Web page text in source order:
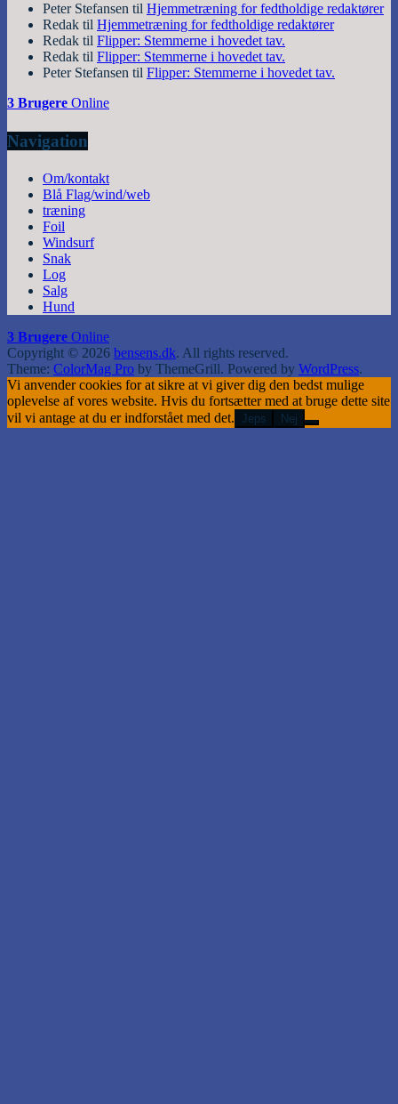
Peter Stefansen til Hjemmetræning for fedtholdige redaktører
Redak til Hjemmetræning for fedtholdige redaktører
Redak til Flipper: Stemmerne i hovedet tav.
Redak til Flipper: Stemmerne i hovedet tav.
Peter Stefansen til Flipper: Stemmerne i hovedet tav.
3 Brugere Online
Navigation
Om/kontakt
Blå Flag/wind/web
træning
Foil
Windsurf
Snak
Log
Salg
Hund
3 Brugere Online
Copyright © 2026 bensens.dk. All rights reserved.
Theme: ColorMag Pro by ThemeGrill. Powered by WordPress.
Vi anvender cookies for at sikre at vi giver dig den bedst mulige
oplevelse af vores website. Hvis du fortsætter med at bruge dette site
vil vi antage at du er indforstået med det. Jeps Nej